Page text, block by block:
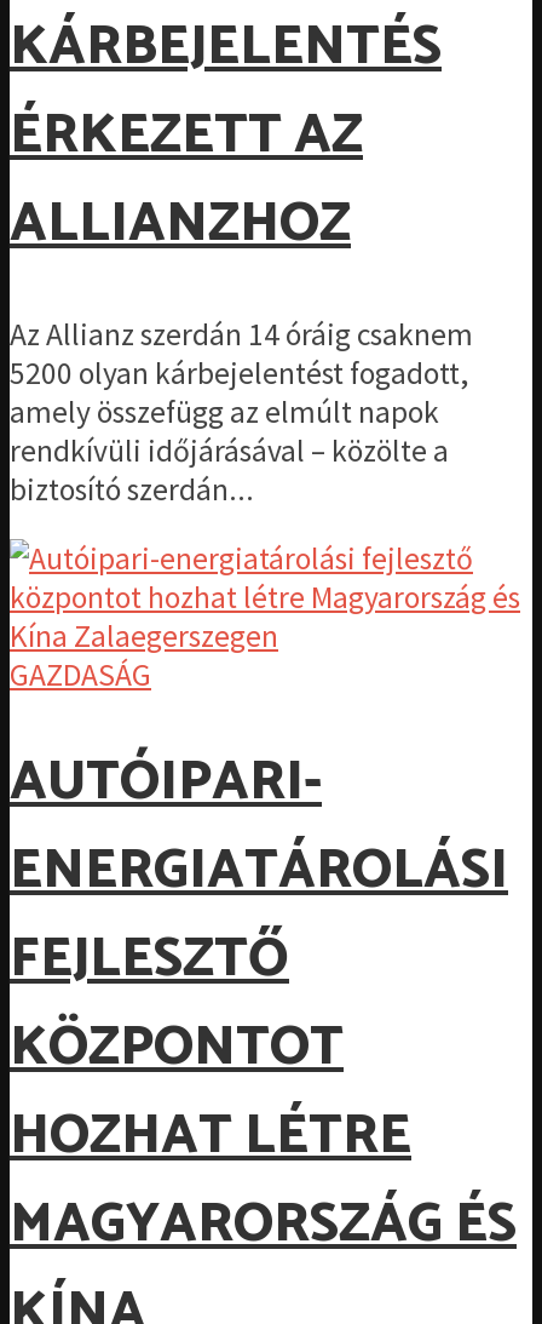
KÁRBEJELENTÉS
ÉRKEZETT AZ
ALLIANZHOZ
Az Allianz szerdán 14 óráig csaknem
5200 olyan kárbejelentést fogadott,
amely összefügg az elmúlt napok
rendkívüli időjárásával – közölte a
biztosító szerdán...
GAZDASÁG
AUTÓIPARI-
ENERGIATÁROLÁSI
FEJLESZTŐ
KÖZPONTOT
HOZHAT LÉTRE
MAGYARORSZÁG ÉS